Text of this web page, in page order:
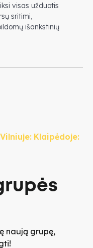
visas užduotis
sritimi,
išankstinių
Vilniuje: Klaipėdoje:
naują grupę,